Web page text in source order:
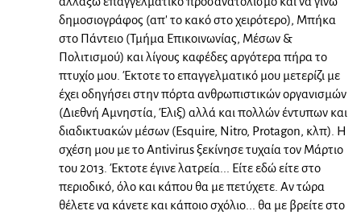
δημοσιογράφος (απ' το κακό στο χειρότερο), Μπήκα
στο Πάντειο (Τμήμα Επικοινωνίας, Μέσων &
Πολιτισμού) και λίγους καφέδες αργότερα πήρα το
πτυχίο μου. Έκτοτε το επαγγελματικό μου μετερίζι με
έχει οδηγήσει στην πόρτα ανθρωπιστικών οργανισμών
(Διεθνή Αμνηστία, Έλιξ) αλλά και πολλών έντυπων και
διαδικτυακών μέσων (Esquire, Nitro, Protagon, κλπ). Η
σχέση μου με το Antivirus ξεκίνησε τυχαία τον Μάρτιο
του 2013. Έκτοτε έγινε λατρεία... Είτε εδώ είτε στο
περιοδικό, όλο και κάπου θα με πετύχετε. Αν τώρα
θέλετε να κάνετε και κάποιο σχόλιο... θα με βρείτε στο